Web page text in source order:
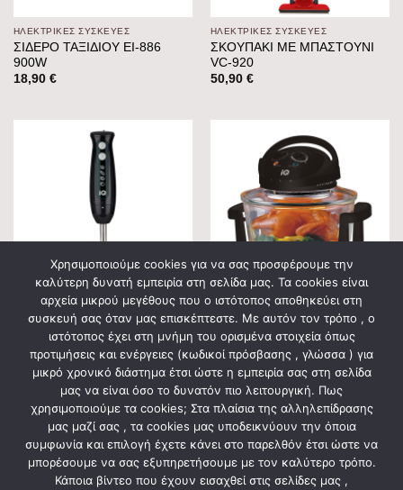
ΗΛΕΚΤΡΙΚΕΣ ΣΥΣΚΕΥΕΣ
ΣΙΔΕΡΟ ΤΑΞΙΔΙΟΥ EI-886
900W
18,90 €
ΗΛΕΚΤΡΙΚΕΣ ΣΥΣΚΕΥΕΣ
ΣΚΟΥΠΑΚΙ ΜΕ ΜΠΑΣΤΟΥΝΙ
VC-920
50,90 €
ΗΛΕΚΤΡΙΚΕΣ ΣΥΣΚΕΥΕΣ
ΡΑΒΔΟΜΠΛΕΝΤΕΡ ΜΕ
ΑΝΟΞΕΙΔΩΤΗ ΡΑΒΔΟ 600W
EXECUTIVE BL-413
27,90€
ΗΛΕΚΤΡΙΚΕΣ ΣΥΣΚΕΥΕΣ
ΠΟΛΥΜΑΓΕΙΡΑΣ ΡΟΜΠΟΤ
KC-1185 11lt BLACK
71,90€
Χρησιμοποιούμε cookies για να σας προσφέρουμε την
καλύτερη δυνατή εμπειρία στη σελίδα μας. Τα cookies είναι
αρχεία μικρού μεγέθους που ο ιστότοπος αποθηκεύει στη
συσκευή σας όταν μας επισκέπτεστε. Με αυτόν τον τρόπο , ο
ιστότοπος έχει στη μνήμη του ορισμένα στοιχεία όπως
προτιμήσεις και ενέργειες (κωδικοί πρόσβασης , γλώσσα ) για
μικρό χρονικό διάστημα έτσι ώστε η εμπειρία σας στη σελίδα
μας να είναι όσο το δυνατόν πιο λειτουργική. Πως
χρησιμοποιούμε τα cookies; Στα πλαίσια της αλληλεπίδρασης
μας μαζί σας , τα cookies μας υποδεικνύουν την όποια
συμφωνία και επιλογή έχετε κάνει στο παρελθόν έτσι ώστε να
μπορέσουμε να σας εξυπηρετήσουμε με τον καλύτερο τρόπο.
Κάποια βίντεο που έχουν εισαχθεί στις σελίδες μας ,